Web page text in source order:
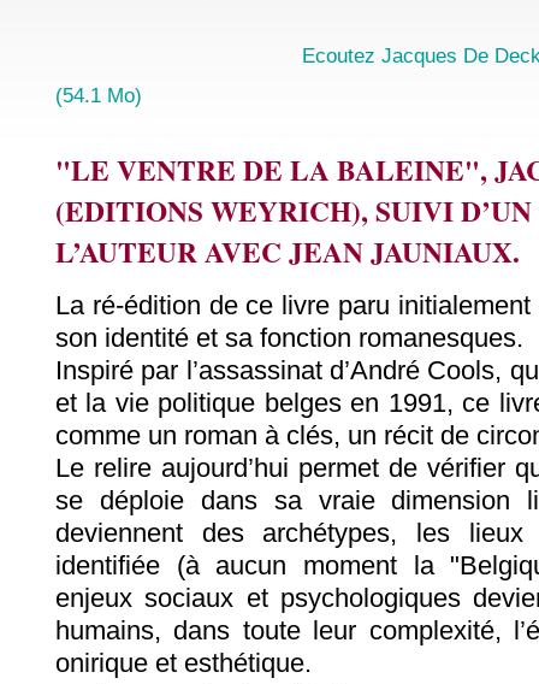
Ecoutez Jacques De
(54.1 Mo)
"LE VENTRE DE LA BALEINE",
(EDITIONS WEYRICH), SUIVI
L’AUTEUR AVEC JEAN JAUNIAUX.
La ré-édition de ce livre paru
son identité et sa fonction romanesques.
Inspiré par l’assassinat d’André Cools,
et la vie politique belges en 1991, ce
comme un roman à clés, un récit de
Le relire aujourd’hui permet de vérifier
se déploie dans sa vraie dimension
deviennent des archétypes, les lieux
identifiée (à aucun moment la
enjeux sociaux et psychologiques
humains, dans toute leur complexité,
onirique et esthétique.